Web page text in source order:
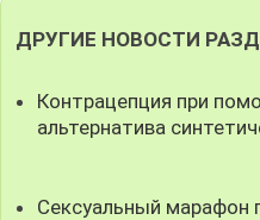
ДРУГИЕ НОВОСТИ
Контрацепция при
альтернатива
Сексуальный марафон